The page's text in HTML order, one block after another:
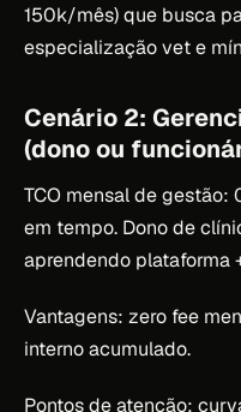
150k/mês) que busca
especialização vet e
Cenário 2:
(dono ou
TCO mensal de gestão:
em tempo. Dono de
aprendendo plataforma
Vantagens: zero fee
interno acumulado.
Pontos de atenção: